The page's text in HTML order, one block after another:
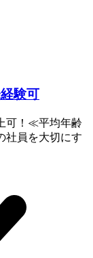
験可
可！≪平均年齢
員を大切にす